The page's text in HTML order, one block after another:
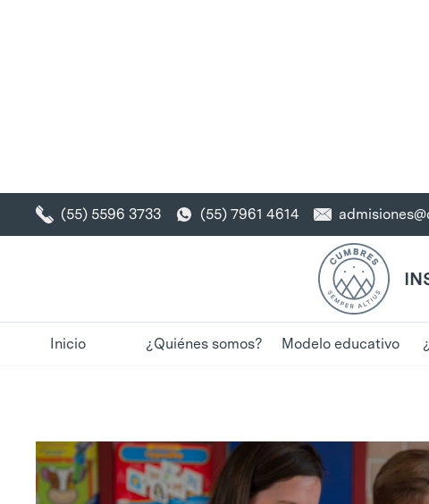
(55) 5596 3733 (55) 7961 4614
Inicio ¿Quiénes somos? Modelo educativo
INSTITUTO CUMBRES